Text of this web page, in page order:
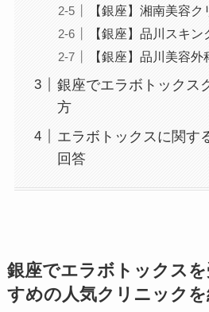
【銀座】湘南美容
【銀座】品川スキ
【銀座】品川美容外
銀座でエラボトックス
方
エラボトックスに関す
回答
銀座でエラボトックス
すめの人気クリニック